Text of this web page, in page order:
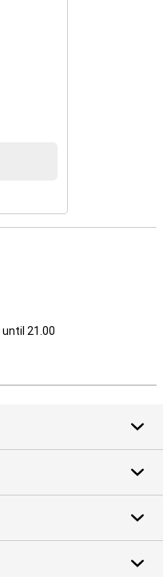
until 21.00